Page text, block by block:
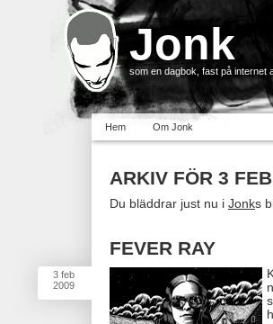
Jonk
som en dagbok, fast på internet
Hem Om Jonk
ARKIV FÖR 3
Du bläddrar just nu i Jonks
3 feb
2009
FEVER RAY